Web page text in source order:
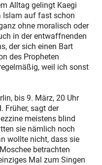
Alltag gelingt Kaegi
Islam auf fast schon
ohne moralisch oder
in der entwaffnenden
der sich einen Bart
des Propheten
weil ich sonst
bis 9. März, 20 Uhr
Früher, sagt der
meistens blind
sie nämlich noch
wollte nicht, dass sie
betrachten
Mal zum Singen